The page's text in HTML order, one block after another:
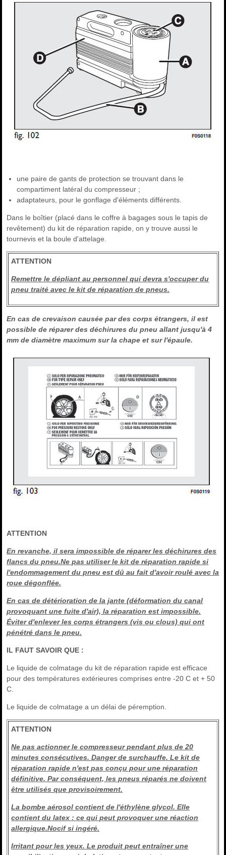
une paire de gants de protection se trouvant dans le
compartiment latéral du compresseur ;
adaptateurs, pour le gonflage d'éléments différents.
Dans le boîtier (placé dans le coffre à bagages sous le tapis de
revêtement) du kit de réparation rapide, on y trouve aussi le
tournevis et la boule d'attelage.
ATTENTION
Remettre le dépliant au personnel qui devra s'occuper du
pneu traité avec le kit de réparation de pneus.
En cas de crevaison causée par des corps étrangers, il est
possible de réparer des déchirures du pneu allant jusqu'à 4
mm de diamètre maximum sur la chape et sur l'épaule.
ATTENTION
En revanche, il sera impossible de réparer les déchirures des
flancs du pneu.Ne pas utiliser le kit de réparation rapide si
l'endommagement du pneu est dû au fait d'avoir roulé avec la
roue dégonflée.
En cas de détérioration de la jante (déformation du canal
provoquant une fuite d'air), la réparation est impossible.
Éviter d'enlever les corps étrangers (vis ou clous) qui ont
pénétré dans le pneu.
IL FAUT SAVOIR QUE :
Le liquide de colmatage du kit de réparation rapide est efficace
pour des températures extérieures comprises entre -20 C et + 50
C.
Le liquide de colmatage a un délai de péremption.
ATTENTION
Ne pas actionner le compresseur pendant plus de 20
minutes consécutives. Danger de surchauffe. Le kit de
réparation rapide n'est pas conçu pour une réparation
définitive. Par conséquent, les pneus réparés ne doivent
être utilisés que provisoirement.
La bombe aérosol contient de l'éthylène glycol. Elle
contient du latex : ce qui peut provoquer une réaction
allergique.Nocif si ingéré.
Irritant pour les yeux. Le produit peut entraîner une